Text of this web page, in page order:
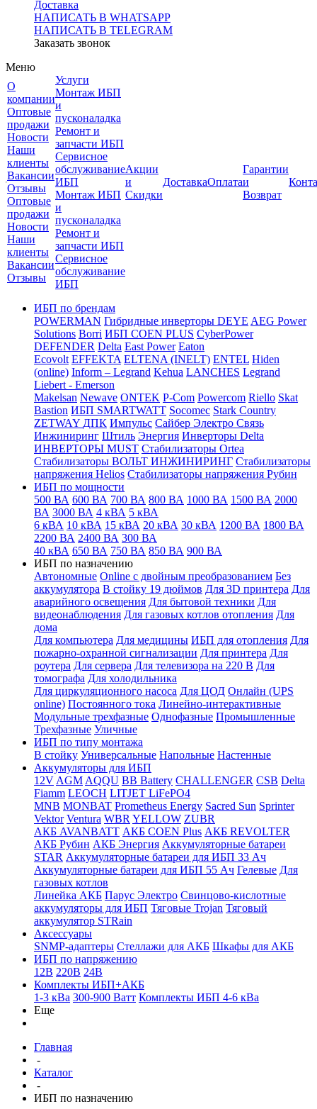
Доставка
НАПИСАТЬ В WHATSAPP
НАПИСАТЬ В TELEGRAM
Заказать звонок
Меню
О
компании
Оптовые
продажи
Новости
Наши
клиенты
Вакансии
Отзывы
Оптовые
продажи
Новости
Наши
клиенты
Вакансии
Отзывы
Услуги
Монтаж ИБП
и
пусконаладка
Ремонт и
запчасти ИБП
Сервисное
обслуживание
ИБП
Монтаж ИБП
и
пусконаладка
Ремонт и
запчасти ИБП
Сервисное
обслуживание
ИБП
Акции
и
Скидки
ДоставкаОплата
Гарантии
и
Возврат
ИБП по брендам
POWERMAN Гибридные инверторы DEYE AEG Power
Solutions Borri ИБП COEN PLUS CyberPower
DEFENDER Delta East Power Eaton
Ecovolt EFFEKTA ELTENA (INELT) ENTEL Hiden
(online) Inform – Legrand Kehua LANCHES Legrand
Liebert - Emerson
Makelsan Newave ONTEK P-Com Powercom Riello Skat
Bastion ИБП SMARTWATT Socomec Stark Country
ZETWAY ДПК Импульс Сайбер Электро Связь
Инжиниринг Штиль Энергия Инверторы Delta
ИНВЕРТОРЫ MUST Стабилизаторы Ortea
Стабилизаторы ВОЛЬТ ИНЖИНИРИНГ Стабилизаторы
напряжения Helios Стабилизаторы напряжения Рубин
ИБП по мощности
500 ВА 600 ВА 700 ВА 800 ВА 1000 ВА 1500 ВА 2000
ВА 3000 ВА 4 кВА 5 кВА
6 кВА 10 кВА 15 кВА 20 кВА 30 кВА 1200 ВА 1800 ВА
2200 ВА 2400 ВА 300 ВА
40 кВА 650 ВА 750 ВА 850 ВА 900 ВА
ИБП по назначению
Автономные Online с двойным преобразованием Без
аккумулятора В стойку 19 дюймов Для 3D принтера Для
аварийного освещения Для бытовой техники Для
видеонаблюдения Для газовых котлов отопления Для
дома
Для компьютера Для медицины ИБП для отопления Для
пожарно-охранной сигнализации Для принтера Для
роутера Для сервера Для телевизора на 220 В Для
томографа Для холодильника
Для циркуляционного насоса Для ЦОД Онлайн (UPS
online) Постоянного тока Линейно-интерактивные
Модульные трехфазные Однофазные Промышленные
Трехфазные Уличные
ИБП по типу монтажа
В стойку Универсальные Напольные Настенные
Аккумуляторы для ИБП
12V AGM AQQU BB Battery CHALLENGER CSB Delta
Fiamm LEOCH LITJET LiFePO4
MNB MONBAT Prometheus Energy Sacred Sun Sprinter
Vektor Ventura WBR YELLOW ZUBR
АКБ AVANBATT АКБ COEN Plus АКБ REVOLTER
АКБ Рубин АКБ Энергия Аккумуляторные батареи
STAR Аккумуляторные батареи для ИБП 33 Ач
Аккумуляторные батареи для ИБП 55 Ач Гелевые Для
газовых котлов
Линейка АКБ Парус Электро Свинцово-кислотные
аккумуляторы для ИБП Тяговые Trojan Тяговый
аккумулятор STRain
Аксессуары
SNMP-адаптеры Стеллажи для АКБ Шкафы для АКБ
ИБП по напряжению
12В 220В 24В
Комплекты ИБП+АКБ
1-3 кВа 300-900 Ватт Комплекты ИБП 4-6 кВа
Еще
Главная
-
Каталог
-
ИБП по назначению